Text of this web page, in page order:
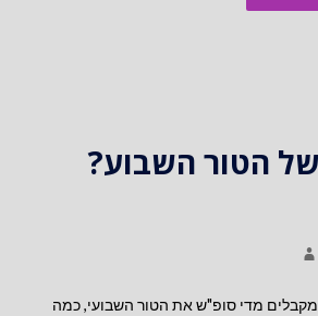
הטור השבוע?
מקבלים מדי סופ"ש את הטור השבועי, כמה